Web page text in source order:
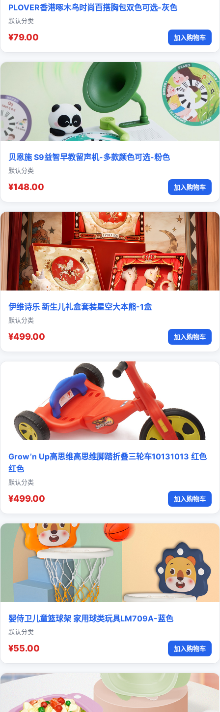
PLOVER香港啄木鸟时尚百搭胸包双色可选-灰色
默认分类
¥79.00 加入购物车
贝恩施 S9益智早教留声机-多款颜色可选-粉色
默认分类
¥148.00 加入购物车
伊维诗乐 新生儿礼盒套装星空大本熊-1盒
默认分类
¥499.00 加入购物车
Grow’n Up高思维高思维脚踏折叠三轮车10131013 红色
红色
默认分类
¥499.00 加入购物车
婴侍卫儿童篮球架 家用球类玩具LM709A-蓝色
默认分类
¥55.00 加入购物车